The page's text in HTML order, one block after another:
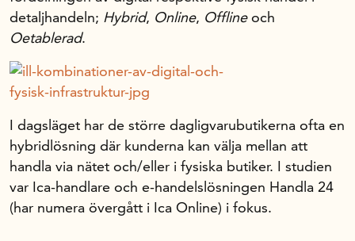
detaljhandeln; Hybrid, Online, Offlineoch
Oetablerad.
I dagsläget har de större dagligvarubutikerna ofta en
hybridlösning där kunderna kan välja mellan att
handla via nätet och/eller i fysiska butiker. I studien
var Ica-handlare och e-handelslösningen Handla 24
(har numera övergått i Ica Online) i fokus.